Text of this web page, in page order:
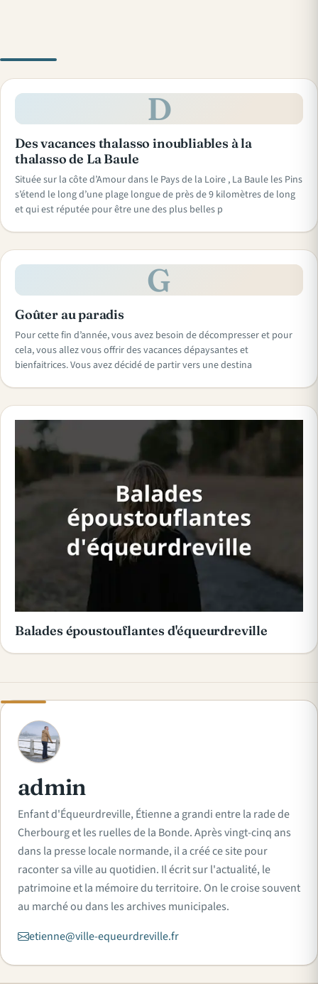
D
Des vacances thalasso inoubliables à la
thalasso de La Baule
Située sur la côte d’Amour dans le Pays de la Loire , La Baule les Pins
s’étend le long d’une plage longue de près de 9 kilomètres de long
et qui est réputée pour être une des plus belles p
G
Goûter au paradis
Pour cette fin d’année, vous avez besoin de décompresser et pour
cela, vous allez vous offrir des vacances dépaysantes et
bienfaitrices. Vous avez décidé de partir vers une destina
Balades époustouflantes d'équeurdreville
A
admin
Enfant d'Équeurdreville, Étienne a grandi entre la rade de
Cherbourg et les ruelles de la Bonde. Après vingt-cinq ans
dans la presse locale normande, il a créé ce site pour
raconter sa ville au quotidien. Il écrit sur l'actualité, le
patrimoine et la mémoire du territoire. On le croise souvent
au marché ou dans les archives municipales.
etienne@ville-equeurdreville.fr